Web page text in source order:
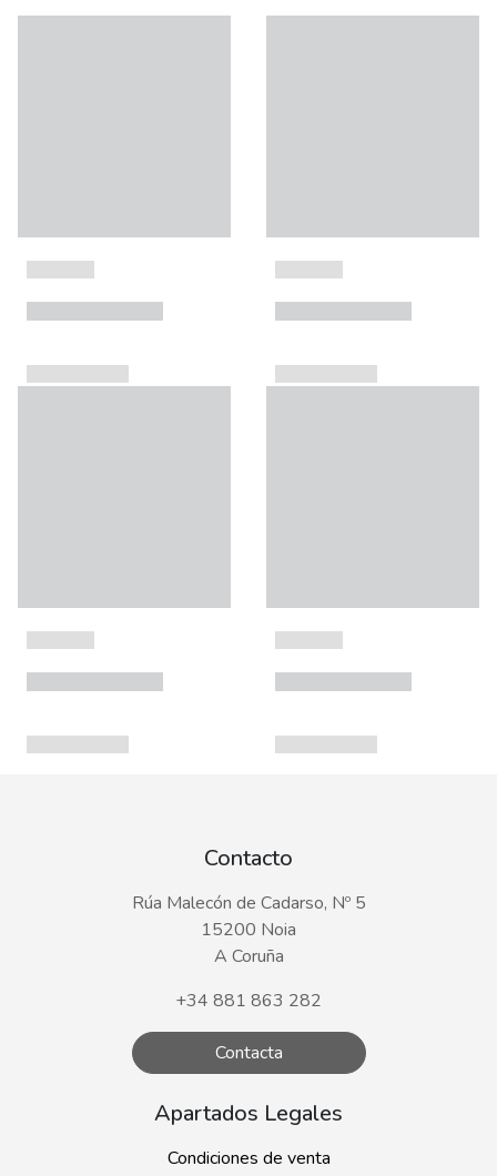
Contacto
Rúa Malecón de Cadarso, Nº 5
15200 Noia
A Coruña
+34 881 863 282
Contacta
Apartados Legales
Condiciones de venta